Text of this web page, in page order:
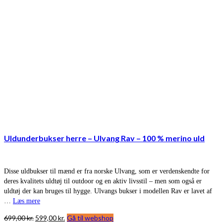
Uldunderbukser herre – Ulvang Rav – 100 % merino uld
Disse uldbukser til mænd er fra norske Ulvang, som er verdenskendte for
deres kvalitets uldtøj til outdoor og en aktiv livsstil – men som også er
uldtøj der kan bruges til hygge. Ulvangs bukser i modellen Rav er lavet af
… Læs mere
699,00kr. Den
599,00kr. Den
Gå til webshop